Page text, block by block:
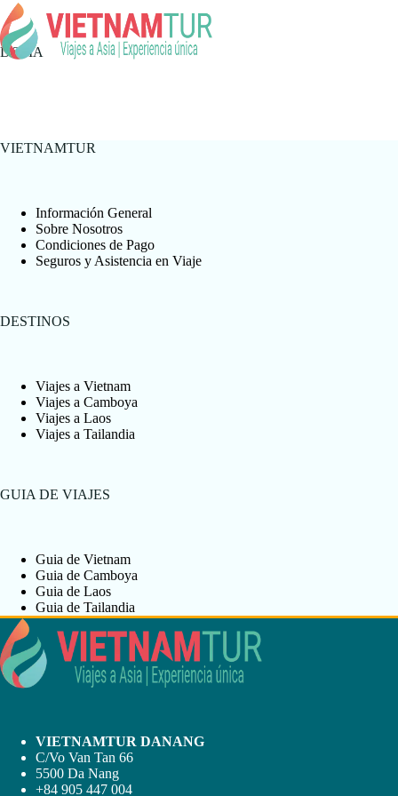
DCMA
VIETNAMTUR
Información General
Sobre Nosotros
Condiciones de Pago
Seguros y Asistencia en Viaje
DESTINOS
Viajes a Vietnam
Viajes a Camboya
Viajes a Laos
Viajes a Tailandia
GUIA DE VIAJES
Guia de Vietnam
Guia de Camboya
Guia de Laos
Guia de Tailandia
VIETNAMTUR DANANG
C/Vo Van Tan 66
5500 Da Nang
+84 905 447 004